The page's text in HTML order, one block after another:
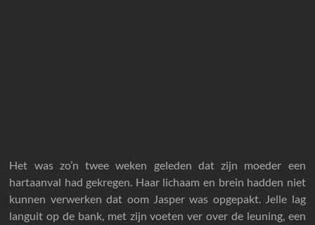
Het was zo’n twee weken geleden dat zijn moeder een
hartaanval had gekregen. Haar lichaam en brein hadden niet
kunnen verwerken dat oom Jasper was opgepakt. Jelle lag
languit op de bank, met zijn voeten ver over de leuning, een